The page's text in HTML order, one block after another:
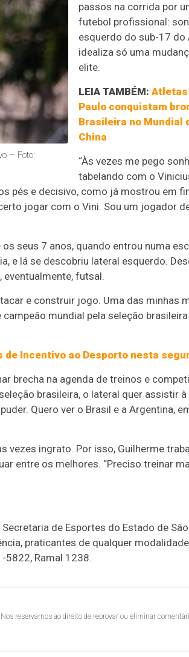
– Foto:
passos na corrida por
futebol profissional:
esquerdo do sub-17 do
idealiza só uma
elite.
LEIA TAMBÉM: Atletas
Paulo conquistam
Brasileira no Mundial
China
“Às vezes me pego
tabelando com o
pés e decisivo, como já mostrou em
jogar com o Vini. Sou um jogador
seus 7 anos, quando entrou numa
e lá se descobriu lateral esquerdo.
eventualmente, futsal.
e construir jogo. Uma das minhas
mundial pela seleção
Incentivo ao Desporto nesta
brecha na agenda de treinos e
brasileira, o lateral quer assistir à
Quero ver o Brasil e a Argentina,
ingrato. Por isso, Guilherme
entre os melhores. “Preciso treinar
de Esportes do Estado de
praticantes de qualquer
Ramal 1238.
reservamos ao direito de reprovar ou eliminar